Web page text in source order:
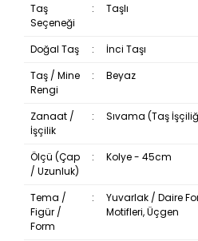
Taş
Seçeneği
: Taşlı
Doğal Taş :
İnci Taşı
Taş / Mine
Rengi
: Beyaz
Zanaat /
İşçilik
: Sıvama (Taş
Ölçü (Çap
/ Uzunluk)
: Kolye - 45cm
Tema /
Figür /
Form
:
Yuvarlak / Daire
Motifleri, Üçgen